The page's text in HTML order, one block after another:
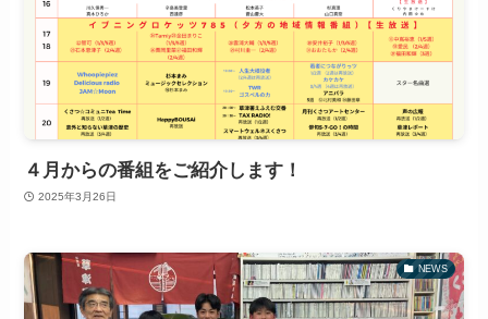
４月からの番組をご紹介します！
2025年3月26日
NEWS